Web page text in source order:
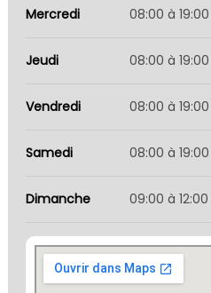
Mercredi 08:00 à 19:00
Jeudi 08:00 à 19:00
Vendredi 08:00 à 19:00
Samedi 08:00 à 19:00
Dimanche 09:00 à 12:00